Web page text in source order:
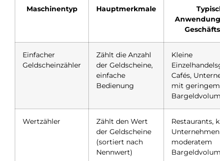
Maschinentyp Hauptmerkmale
Einfacher
Geldscheinzähler
Zählt die Anzahl
der Geldscheine,
einfache
Bedienung
Kleine
Cafés,
mit geringem
Wertzähler
Zählt den Wert
der Geldscheine
(sortiert nach
Nennwert)
Restaurants,
moderatem